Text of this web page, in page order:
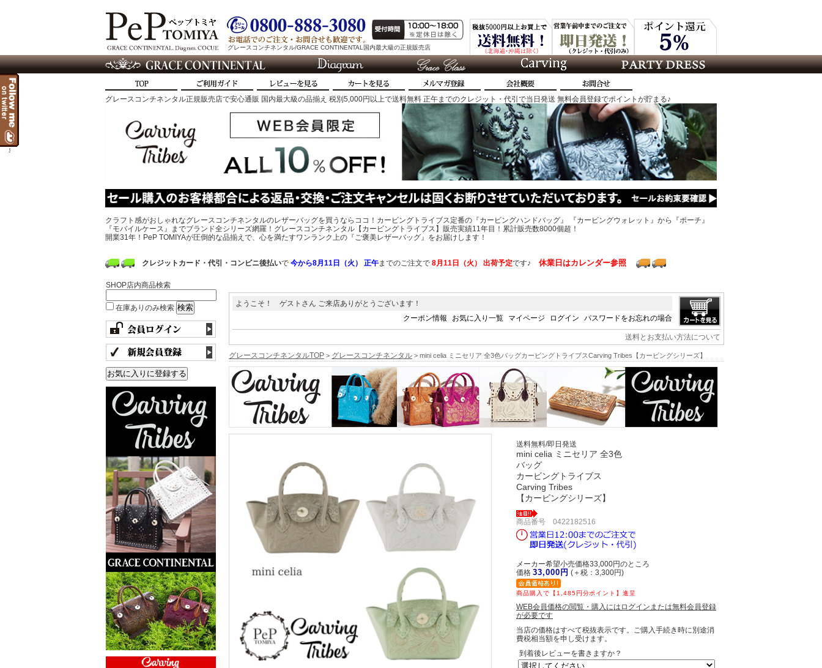
グレースコンチネンタル/GRACE CONTINENTAL国内最大級の正規販売店
グレースコンチネンタル正規販売店で安心通販 国内最大級の品揃え 税別5,000円以上で送料無料 正午までのクレジット・代引で当日発送 無料会員登録でポイントが貯まる♪
クラフト感がおしゃれなグレースコンチネンタルのレザーバッグを買うならココ！カービングトライブス定番の『カービングハンドバッグ』 『カービングウォレット』から『ポーチ』
『モバイルケース』までブランド全シリーズ網羅！グレースコンチネンタル【カービングトライブス】販売実績11年目！累計販売数8000個超！
開業31年！PeP TOMIYAが圧倒的な品揃えで、心を満たすワンランク上の『ご褒美レザーバッグ』をお届けします！
クレジットカード・代引・コンビニ後払いで今から8月11日（火） 正午までのご注文で8月11日（火） 出荷予定です♪ 休業日はカレンダー参照
SHOP店内商品検索
在庫ありのみ検索
t
ようこそ！ ゲストさん ご来店ありがとうございます！
クーポン情報
お気に入り一覧 マイページ ログイン パスワードをお忘れの場合
送料とお支払い方法について
グレースコンチネンタルTOP > グレースコンチネンタル > mini celia ミニセリア 全3色バッグカービングトライブスCarving Tribes【カービングシリーズ】
送料無料/即日発送
mini celia ミニセリア 全3色
バッグ
カービングトライブス
Carving Tribes
【カービングシリーズ】
商品番号 0422182516
メーカー希望小売価格33,000円のところ
価格 33,000円 (＋税：3,300円)
商品購入で【1,485円分ポイント】進呈
WEB会員価格の閲覧・購入にはログインまたは無料会員登録
が必要です
当店の価格はすべて税抜表示です。ご購入手続き時に別途消
費税相当額を申し受けます。
到着後レビューを書きますか？